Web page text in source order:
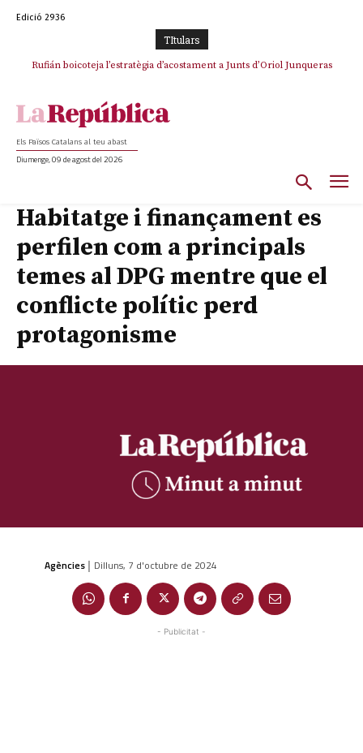
Edició 2936
TItulars
Rufián boicoteja l’estratègia d’acostament a Junts d’Oriol Junqueras
Rufián dinamita la unitat independentista amb un atac frontal al retorn
Els Països Catalans al teu abast
Diumenge, 09 de agost del 2026
Habitatge i finançament es
perfilen com a principals
temes al DPG mentre que el
conflicte polític perd
protagonisme
Agències | Dilluns, 7 d'octubre de 2024
- Publicitat -